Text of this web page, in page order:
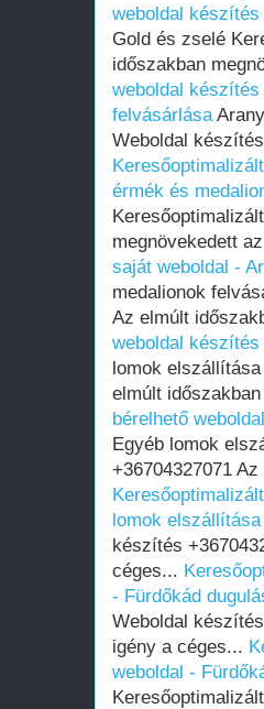
weboldal
Gold és zselé
időszakban
weboldal
felvásárlása
Weboldal
érmék és
megnövekedett
saját weboldal -
medalionok
Az elmúlt
weboldal
lomok
elmúlt
bérelhető
Egyéb lomok
+36704327071
lomok elszállítása
készítés
céges...
- Fürdőkád
Weboldal
igény a céges...
weboldal -